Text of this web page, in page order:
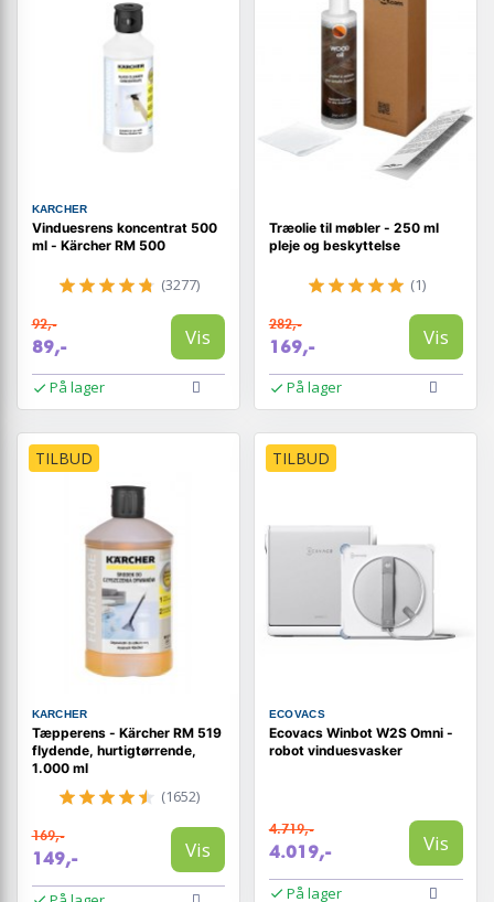
KARCHER
Vinduesrens koncentrat 500
ml - Kärcher RM 500
(3277)
92,-
89,- Vis
På lager
Træolie til møbler - 250 ml
pleje og beskyttelse
(1)
282,-
169,- Vis
På lager
TILBUD
KARCHER
Tæpperens - Kärcher RM 519
flydende, hurtigtørrende,
1.000 ml
(1652)
169,-
149,- Vis
TILBUD
ECOVACS
Ecovacs Winbot W2S Omni -
robot vinduesvasker
4.719,-
4.019,- Vis
På lager